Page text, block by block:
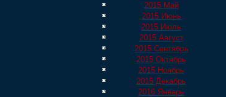
2015 Май
2015 Июнь
2015 Июль
2015 Август
2015 Сентябрь
2015 Октябрь
2015 Ноябрь
2015 Декабрь
2016 Январь